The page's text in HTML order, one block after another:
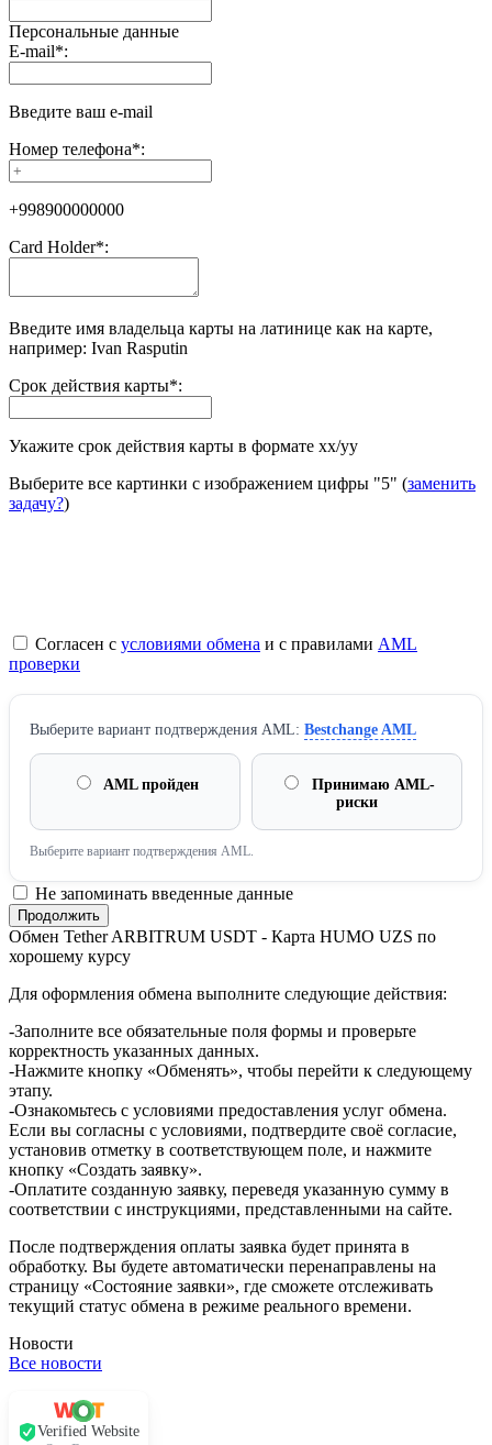
Персональные данные
E-mail*:
Введите ваш e-mail
Номер телефона*:
+998900000000
Сard Holder*:
Введите имя владельца карты на латинице как на карте,
например: Ivan Rasputin
Срок действия карты*:
Укажите срок действия карты в формате хх/yy
Выберите все картинки с изображением цифры "5" (заменить
задачу?)
Согласен с условиями обмена и с правилами AML
проверки
Выберите вариант подтверждения AML: Bestchange AML
AML пройден
Принимаю AML-
риски
Выберите вариант подтверждения AML.
Не запоминать введенные данные
Обмен Tether ARBITRUM USDT - Карта HUMO UZS по
хорошему курсу
Для оформления обмена выполните следующие действия:
-Заполните все обязательные поля формы и проверьте
корректность указанных данных.
-Нажмите кнопку «Обменять», чтобы перейти к следующему
этапу.
-Ознакомьтесь с условиями предоставления услуг обмена.
Если вы согласны с условиями, подтвердите своё согласие,
установив отметку в соответствующем поле, и нажмите
кнопку «Создать заявку».
-Оплатите созданную заявку, переведя указанную сумму в
соответствии с инструкциями, представленными на сайте.
После подтверждения оплаты заявка будет принята в
обработку. Вы будете автоматически перенаправлены на
страницу «Состояние заявки», где сможете отслеживать
текущий статус обмена в режиме реального времени.
Новости
Все новости
Verified Website